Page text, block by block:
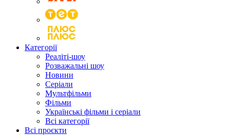
Категорії
Реаліті-шоу
Розважальні шоу
Новини
Серіали
Мультфільми
Фільми
Українські фільми і серіали
Всі категорії
Всі проєкти